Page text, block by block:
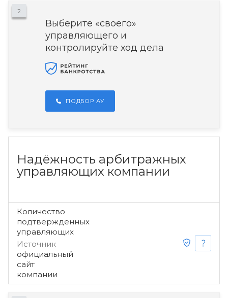
2
Выберите «своего»
управляющего и
контролируйте ход дела
ПОДБОР АУ
Надёжность арбитражных
управляющих компании
Количество
подтвержденных
управляющих
Источник
официальный
сайт
компании